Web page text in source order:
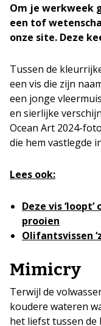
Om je werkweek
een tof
onze site. Deze
Tussen de
een vis die zijn
een jonge
en sierlijke
Ocean Art 2024-
die hem vastlegde
Lees ook:
Deze vis
prooien
Olifantsvissen
Mimicry
Terwijl de
koudere wateren
het liefst tussen de